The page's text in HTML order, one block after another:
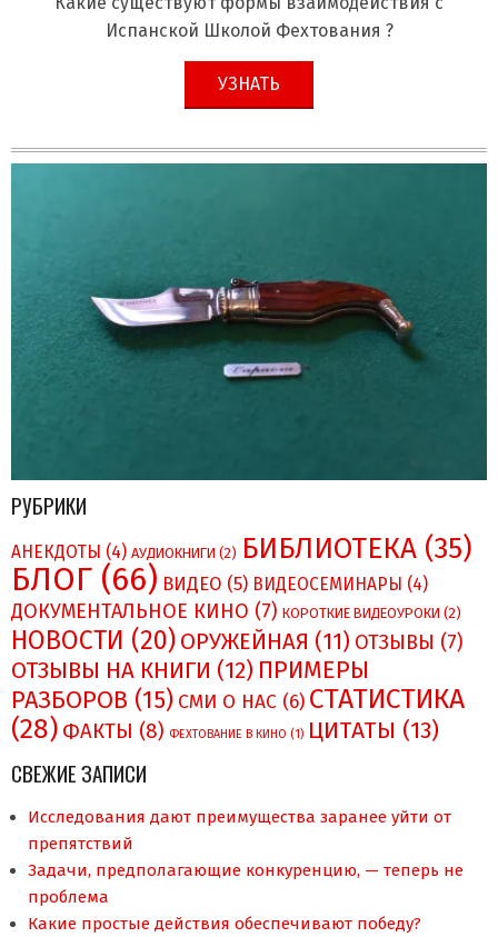
Испанской Школой Фехтования ?
УЗНАТЬ
РУБРИКИ
АНЕКДОТЫ (4) АУДИОКНИГИ (2) БИБЛИОТЕКА (35)
БЛОГ (66) ВИДЕО (5) ВИДЕОСЕМИНАРЫ (4)
ДОКУМЕНТАЛЬНОЕ КИНО (7) КОРОТКИЕ ВИДЕОУРОКИ (2)
НОВОСТИ (20) ОРУЖЕЙНАЯ (11) ОТЗЫВЫ (7)
ОТЗЫВЫ НА КНИГИ (12) ПРИМЕРЫ
РАЗБОРОВ (15) СМИ О НAC (6) СТАТИСТИКА
(28) ФАКТЫ (8) ФЕХТОВАНИЕ В КИНО (1) ЦИТАТЫ (13)
СВЕЖИЕ ЗАПИСИ
Исследования дают преимущества заранее уйти от
препятствий
Задачи, предполагающие конкуренцию, — теперь не
проблема
Какие простые действия обеспечивают победу?